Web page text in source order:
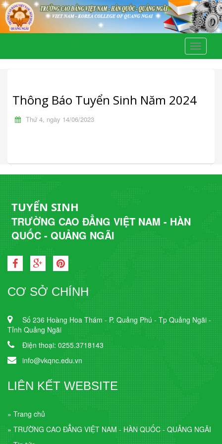
Toggle
Thông Báo Tuyển Sinh Năm 2024
Thứ 4, ngày 14/06/2023
TUYỂN SINH
TRƯỜNG CAO ĐẲNG VIỆT NAM - HÀN
QUỐC - QUẢNG NGÃI
CƠ SỞ CHÍNH
Số 236 Hoàng Hoa Thám - P. Quảng Phú - Tp Quảng Ngãi -
Tỉnh Quảng Ngãi
Điện thoại: 0255.3718143
info@vkqnc.edu.vn
LIÊN KẾT WEBSITE
» Trang chủ
» TRƯỜNG CAO ĐẲNG VIỆT NAM - HÀN QUỐC - QUẢNG NGÃI